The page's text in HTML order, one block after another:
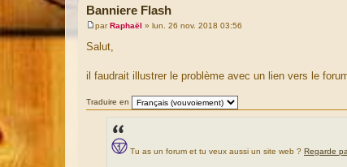
Banniere Flash
M
e
s
a
g
parRaphaël » lun. 26 nov. 2018 03:56
Salut,
il faudrait illustrer le problème avec un lien vers le
Traduire en
Tu as un forum et tu veux aussi un site web ? Regarde